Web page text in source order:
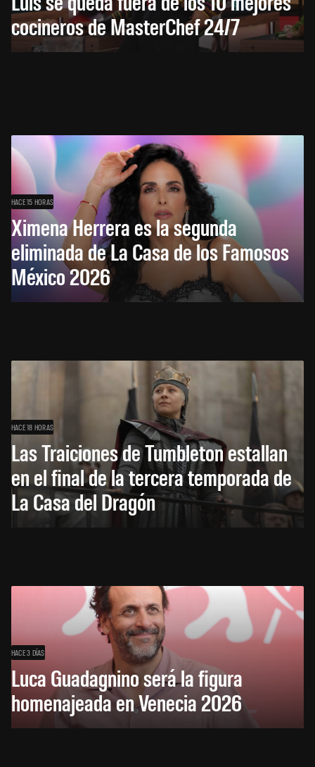
cocineros de MasterChef 24/7
HACE 15 HORAS
Ximena Herrera es la segunda
eliminada de La Casa de los Famosos
México 2026
HACE 18 HORAS
Las Traiciones de Tumbleton estallan
en el final de la tercera temporada de
La Casa del Dragón
HACE 3 DÍAS
Luca Guadagnino será la figura
homenajeada en Venecia 2026